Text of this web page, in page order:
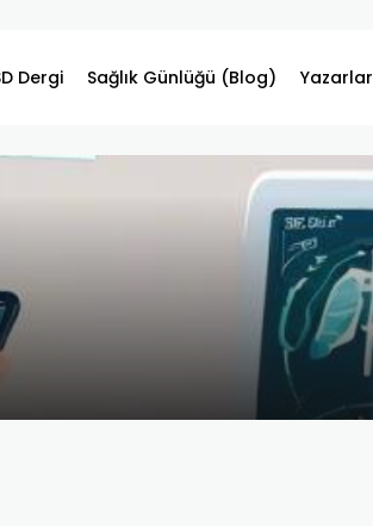
Dergi Sağlık Günlüğü (Blog) Yazarlar